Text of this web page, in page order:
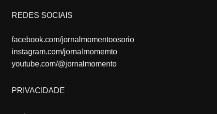
REDES SOCIAIS
facebook.com/jornalmomentoosorio
instagram.com/jornalmomemto
youtube.com/@jornalmomento
PRIVACIDADE